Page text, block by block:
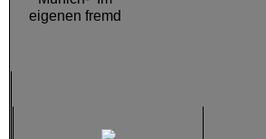
eigenen fremd